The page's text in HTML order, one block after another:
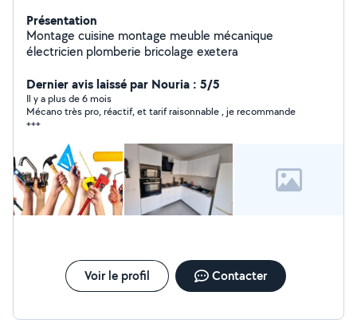
Présentation
Montage cuisine montage meuble mécanique
électricien plomberie bricolage exetera
Dernier avis laissé par Nouria : 5/5
Il y a plus de 6 mois
Mécano très pro, réactif, et tarif raisonnable , je recommande
+++
Voir le profil Contacter